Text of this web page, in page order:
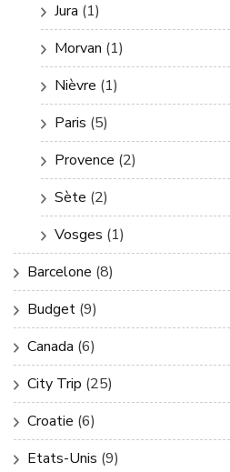
Jura (1)
Morvan (1)
Nièvre (1)
Paris (5)
Provence (2)
Sète (2)
Vosges (1)
Barcelone (8)
Budget (9)
Canada (6)
City Trip (25)
Croatie (6)
Etats-Unis (9)